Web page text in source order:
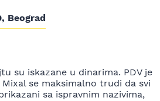
Beograd
su iskazane u dinarima. PDV je
se maksimalno trudi da svi
sa ispravnim nazivima,